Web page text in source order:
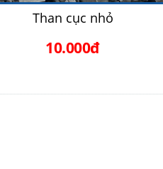
Than cục nhỏ
10.000đ